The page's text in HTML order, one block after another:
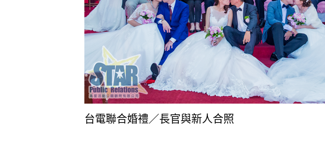
台電聯合婚禮／長官與新人合照